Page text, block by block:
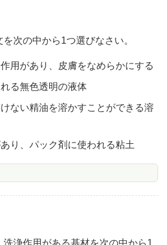
次の中から1つ選びなさい。
用があり、皮膚をなめらかにする
る無色透明の液体
ない精油を溶かすことができる溶
り、パック剤に使われる粘土